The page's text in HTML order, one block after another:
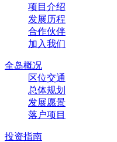
项目介绍
发展历程
合作伙伴
加入我们
全岛概况
区位交通
总体规划
发展愿景
落户项目
投资指南